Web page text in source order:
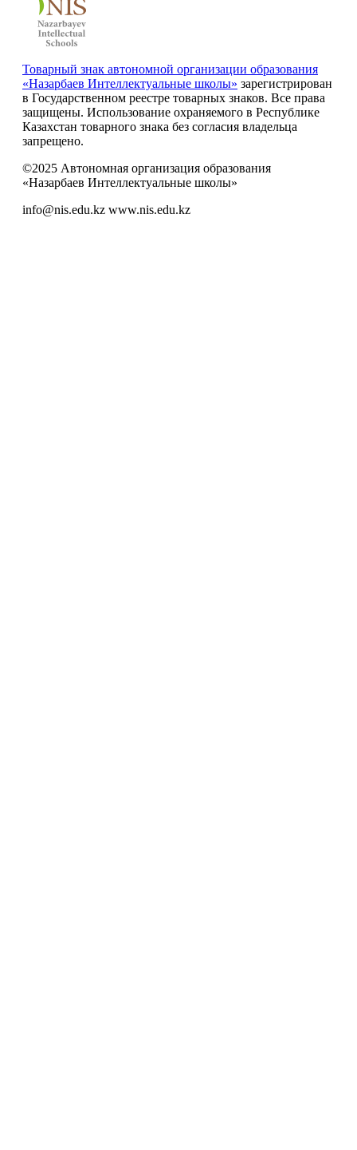
Товарный знак автономной организации образования
«Назарбаев Интеллектуальные школы» зарегистрирован
в Государственном реестре товарных знаков. Все права
защищены. Использование охраняемого в Республике
Казахстан товарного знака без согласия владельца
запрещено.
©2025 Автономная организация образования
«Назарбаев Интеллектуальные школы»
info@nis.edu.kz www.nis.edu.kz